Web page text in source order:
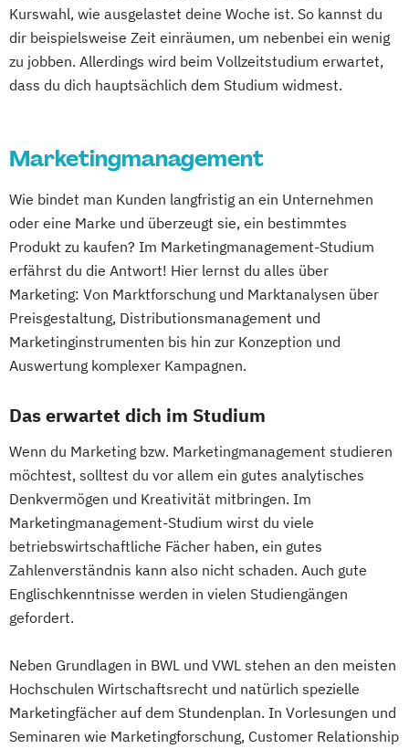
Kurswahl, wie ausgelastet deine Woche ist. So kannst du
dir beispielsweise Zeit einräumen, um nebenbei ein wenig
zu jobben. Allerdings wird beim Vollzeitstudium erwartet,
dass du dich hauptsächlich dem Studium widmest.
Marketingmanagement
Wie bindet man Kunden langfristig an ein Unternehmen
oder eine Marke und überzeugt sie, ein bestimmtes
Produkt zu kaufen? Im Marketingmanagement-Studium
erfährst du die Antwort! Hier lernst du alles über
Marketing: Von Marktforschung und Marktanalysen über
Preisgestaltung, Distributionsmanagement und
Marketinginstrumenten bis hin zur Konzeption und
Auswertung komplexer Kampagnen.
Das erwartet dich im Studium
Wenn du Marketing bzw. Marketingmanagement studieren
möchtest, solltest du vor allem ein gutes analytisches
Denkvermögen und Kreativität mitbringen. Im
Marketingmanagement-Studium wirst du viele
betriebswirtschaftliche Fächer haben, ein gutes
Zahlenverständnis kann also nicht schaden. Auch gute
Englischkenntnisse werden in vielen Studiengängen
gefordert.
Neben Grundlagen in BWL und VWL stehen an den meisten
Hochschulen Wirtschaftsrecht und natürlich spezielle
Marketingfächer auf dem Stundenplan. In Vorlesungen und
Seminaren wie Marketingforschung, Customer Relationship